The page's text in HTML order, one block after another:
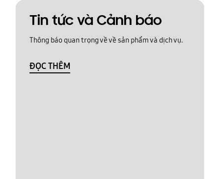
Tin tức và Cảnh báo
Thông báo quan trọng về về sản phẩm và dịch vụ.
ĐỌC THÊM